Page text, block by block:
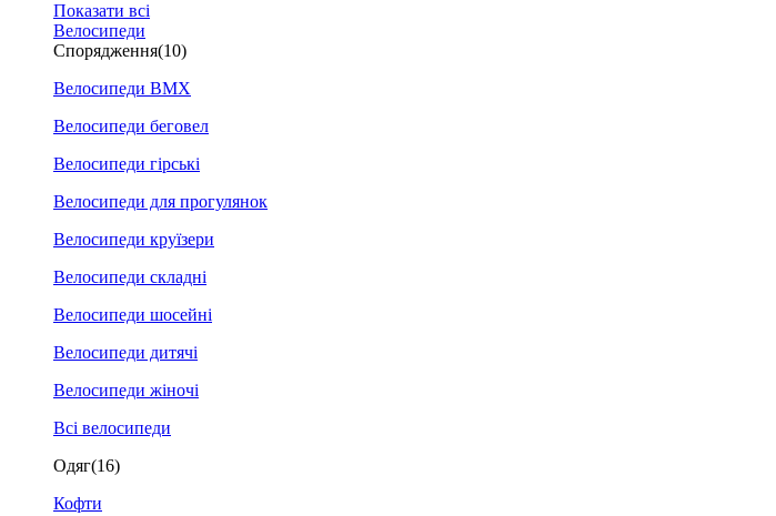
Показати всі
Велосипеди
Спорядження(10)
Велосипеди BMX
Велосипеди беговел
Велосипеди гірські
Велосипеди для прогулянок
Велосипеди круїзери
Велосипеди складні
Велосипеди шосейні
Велосипеди дитячі
Велосипеди жіночі
Всі велосипеди
Одяг(16)
Кофти